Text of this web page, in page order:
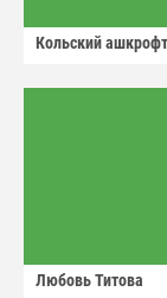
Кольский
Любовь Титова